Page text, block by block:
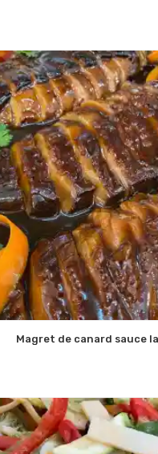
Magret de canard sauce